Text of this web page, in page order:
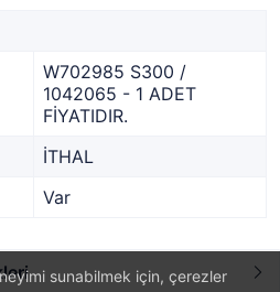
sunabilmek için, çerezler
W702985 S300 /
1042065 - 1 ADET
FİYATIDIR.
İTHAL
Var